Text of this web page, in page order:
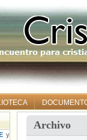
Archivo
y